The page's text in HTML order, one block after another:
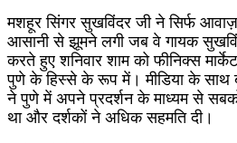
मशहूर सिंगर सुखविंदर जी ने सिर्फ
आसानी से झूमने लगी जब वे गायक
करते हुए शनिवार शाम को फीनिक्स
पुणे के हिस्से के रूप में। मीडिया के साथ
ने पुणे में अपने प्रदर्शन के माध्यम से
था और दर्शकों ने अधिक सहमति दी।